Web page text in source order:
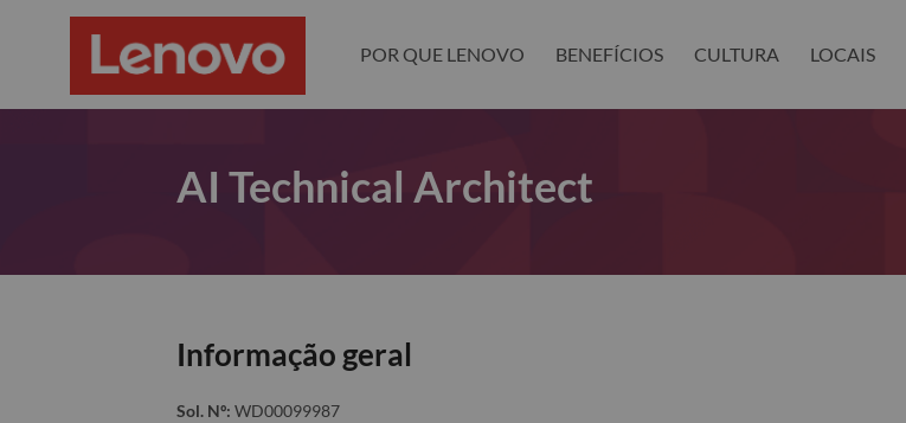
POR QUE LENOVO BENEFÍCIOS CULTURA LOCAIS
AI Technical Architect
Informação geral
Sol. Nº: WD00099987